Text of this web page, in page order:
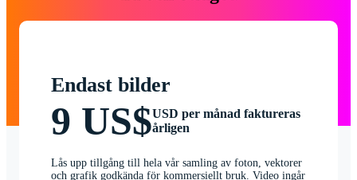
Endast bilder
9 US$USD per månad faktureras
årligen
Lås upp tillgång till hela vår samling av foton, vektorer
och grafik godkända för kommersiellt bruk. Video ingår